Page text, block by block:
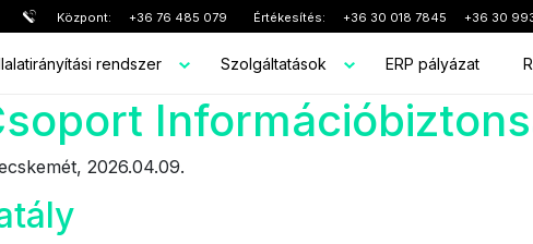
Központ: +36 76 485 079 Értékesítés: +36 30 018 7845 +36 30
rendszer Szolgáltatások ERP pályázat
2026.04.09.